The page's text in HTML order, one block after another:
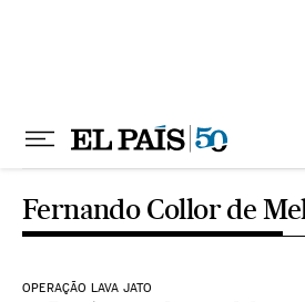
Fernando Collor de
OPERAÇÃO LAVA JATO